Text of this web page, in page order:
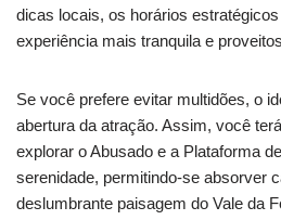
dicas locais, os horários
experiência mais tranquila e
Se você prefere evitar multidões, o
abertura da atração. Assim, você
explorar o Abusado e a Plataforma
serenidade, permitindo-se absorver
deslumbrante paisagem do Vale da